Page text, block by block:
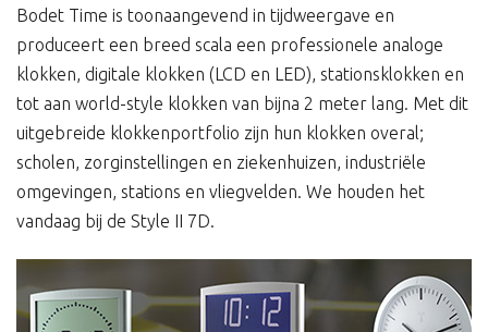
Bodet Time is toonaangevend in tijdweergave en
produceert een breed scala een professionele analoge
klokken, digitale klokken (LCD en LED), stationsklokken en
tot aan world-style klokken van bijna 2 meter lang. Met dit
uitgebreide klokkenportfolio zijn hun klokken overal;
scholen, zorginstellingen en ziekenhuizen, industriële
omgevingen, stations en vliegvelden. We houden het
vandaag bij de Style II 7D.